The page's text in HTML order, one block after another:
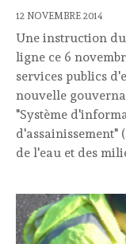
12 NOVEMBRE 2014
Une instruction
ligne ce 6
services publics
nouvelle
"Système
d'assainissement"
de l'eau et des